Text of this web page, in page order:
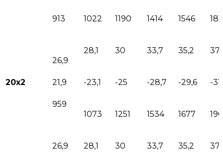
913 1022 1190 1414 1546
20х2
26,9
21,9
959
28,1 30 33,7 35,2
-23,1 -25 -28,7 -29,6 -
1073 1251 1534 1677
26,9 28,1 30 33,7 35,2